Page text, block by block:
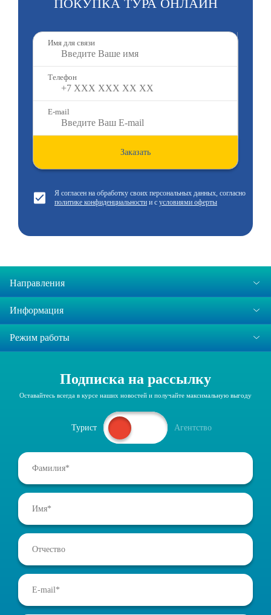
ПОКУПКА ТУРА ОНЛАЙН
Имя для связи
Телефон
E-mail
Заказать
Я согласен на обработку своих персональных данных, согласно
политике конфиденциальности и с условиями оферты
Направления
Информация
Режим работы
Подписка на рассылку
Оставайтесь всегда в курсе наших новостей и получайте максимальную выгоду
Турист Агентство